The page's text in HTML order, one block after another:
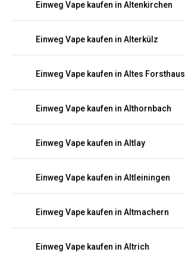
Einweg Vape kaufen in Altenkirchen
Einweg Vape kaufen in Alterkülz
Einweg Vape kaufen in Altes Forsthaus
Einweg Vape kaufen in Althornbach
Einweg Vape kaufen in Altlay
Einweg Vape kaufen in Altleiningen
Einweg Vape kaufen in Altmachern
Einweg Vape kaufen in Altrich